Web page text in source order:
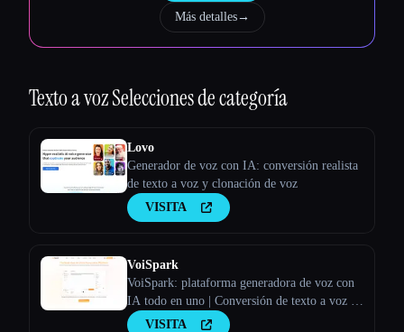
Más detalles→
Texto a vozSelecciones de categoría
Lovo
Generador de voz con IA: conversión realista
de texto a voz y clonación de voz
VISITA
VoiSpark
VoiSpark: plataforma generadora de voz con
IA todo en uno | Conversión de texto a voz y
clonación de voz
VISITA